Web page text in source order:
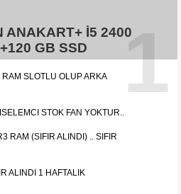
1
ANAKART+ İ5 2400
GB SSD
SLOTLU OLUP ARKA
STOK FAN YOKTUR..
RAM (SIFIR ALINDI) .. SIFIR
ALINDI 1 HAFTALIK